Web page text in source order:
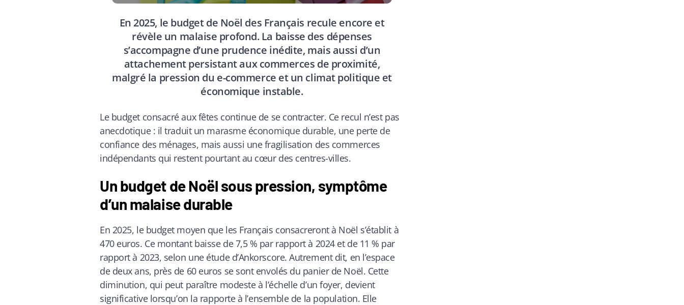
En 2025, le budget de Noël des Français recule encore et
révèle un malaise profond. La baisse des dépenses
s’accompagne d’une prudence inédite, mais aussi d’un
attachement persistant aux commerces de proximité,
malgré la pression du e-commerce et un climat politique et
économique instable.
Le budget consacré aux fêtes continue de se contracter. Ce recul n’est pas
anecdotique : il traduit un marasme économique durable, une perte de
confiance des ménages, mais aussi une fragilisation des commerces
indépendants qui restent pourtant au cœur des centres-villes.
Un budget de Noël sous pression, symptôme
d’un malaise durable
En 2025, le budget moyen que les Français consacreront à Noël s’établit à
470 euros. Ce montant baisse de 7,5 % par rapport à 2024 et de 11 % par
rapport à 2023, selon une étude d’Ankorscore. Autrement dit, en l’espace
de deux ans, près de 60 euros se sont envolés du panier de Noël. Cette
diminution, qui peut paraître modeste à l’échelle d’un foyer, devient
significative lorsqu’on la rapporte à l’ensemble de la population. Elle